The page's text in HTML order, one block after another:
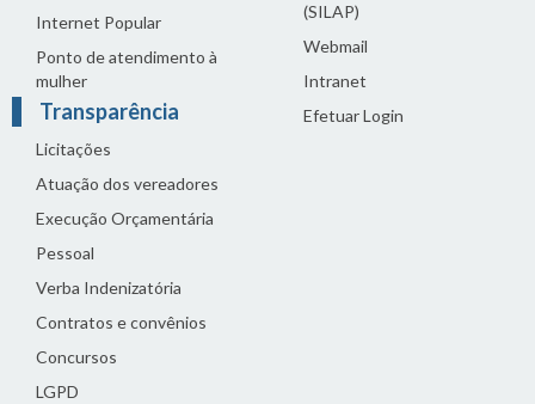
Internet Popular
Ponto de atendimento à
mulher
Transparência
Licitações
Atuação dos vereadores
Execução Orçamentária
Pessoal
Verba Indenizatória
Contratos e convênios
Concursos
LGPD
(SILAP)
Webmail
Intranet
Efetuar Login